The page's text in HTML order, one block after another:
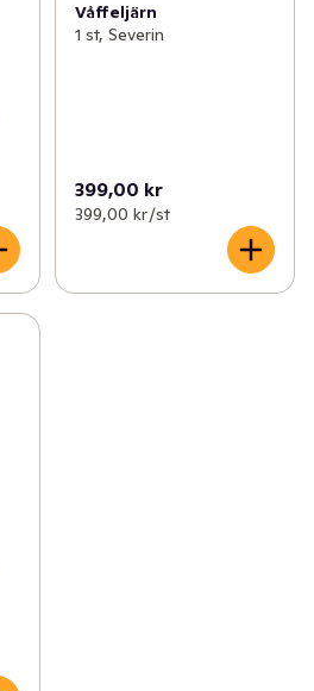
Våffeljärn
1 st, Severin
399,00 kr
399,00 kr /st